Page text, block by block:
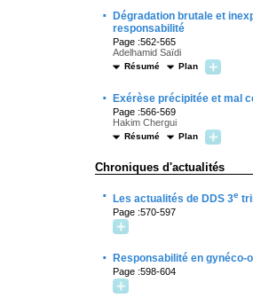
·
Dégradation brutale et
responsabilité
Page :562-565
Adelhamid Saïdi
Résumé Plan
· Exérèse précipitée et mal
Page :566-569
Hakim Chergui
Résumé Plan
Chroniques d'actualités
· Les actualités de DDS 3e
Page :570-597
· Responsabilité en gynéco-
Page :598-604